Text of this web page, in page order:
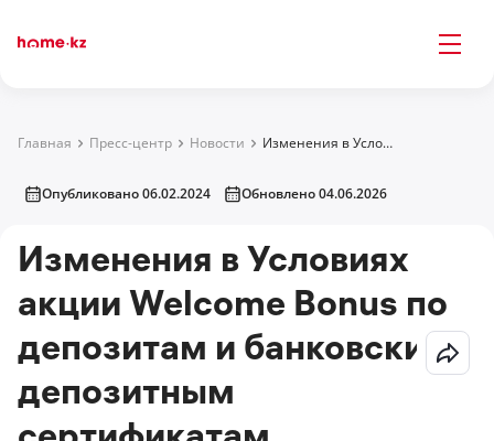
Главная Пресс-центр Новости Изменения в Условиях акции Welcome Bonus по депозитам и банковским депозитным сертификатам
Опубликовано 06.02.2024 Обновлено 04.06.2026
Изменения в Условиях
акции Welcome Bonus по
депозитам и банковским
депозитным